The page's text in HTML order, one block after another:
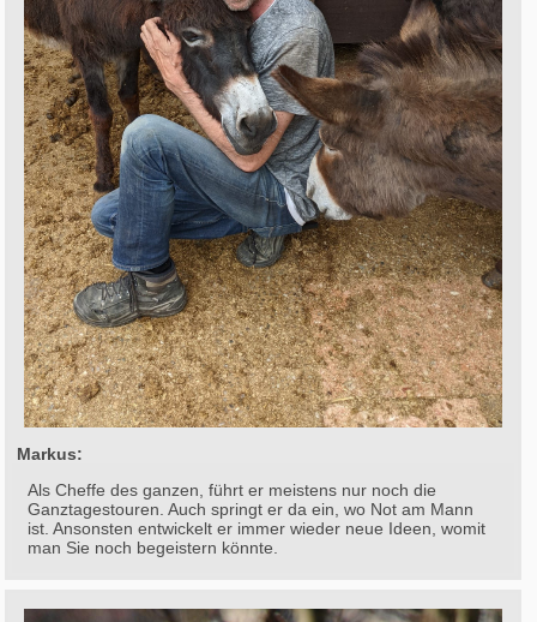
Markus:
Als Cheffe des ganzen, führt er meistens nur noch die
Ganztagestouren. Auch springt er da ein, wo Not am Mann
ist. Ansonsten entwickelt er immer wieder neue Ideen, womit
man Sie noch begeistern könnte.